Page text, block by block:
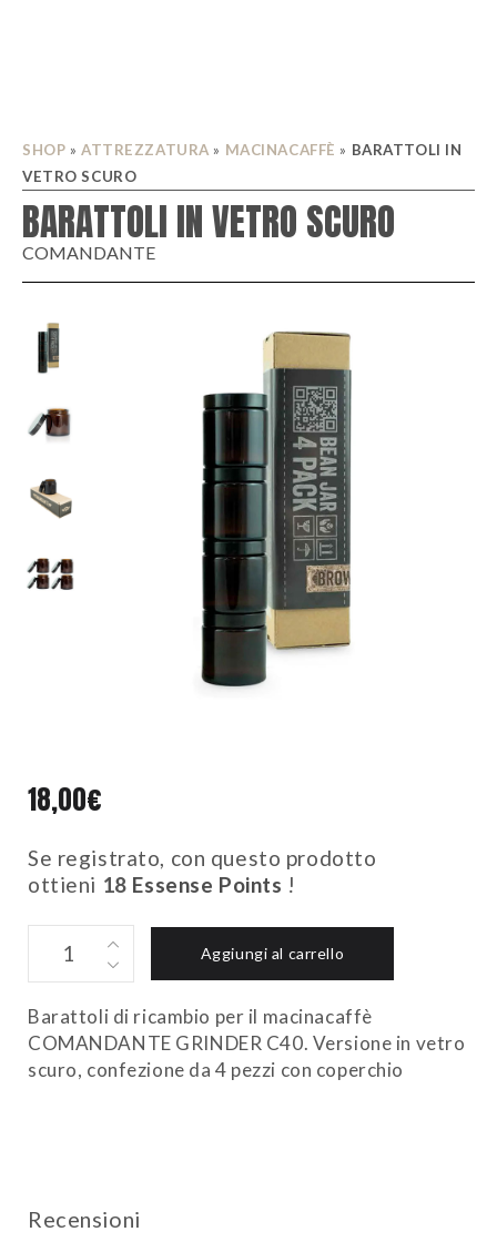
SHOP » ATTREZZATURA » MACINACAFFÈ » BARATTOLI IN
VETRO SCURO
BARATTOLI IN VETRO SCURO
COMANDANTE
18,00€
Se registrato, con questo prodotto
ottieni 18 Essense Points !
BARATTOLI
VETRO
SCURO
quantity
Aggiungi al carrello
Barattoli di ricambio per il macinacaffè
COMANDANTE GRINDER C40. Versione in vetro
scuro, confezione da 4 pezzi con coperchio